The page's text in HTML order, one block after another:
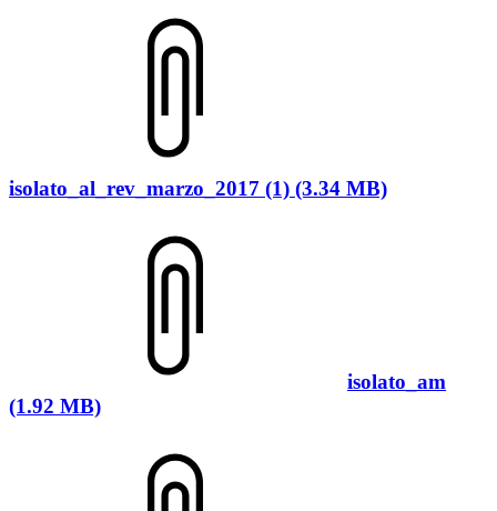
isolato_al_rev_marzo_2017 (1) (3.34 MB)
isolato_am
(1.92 MB)